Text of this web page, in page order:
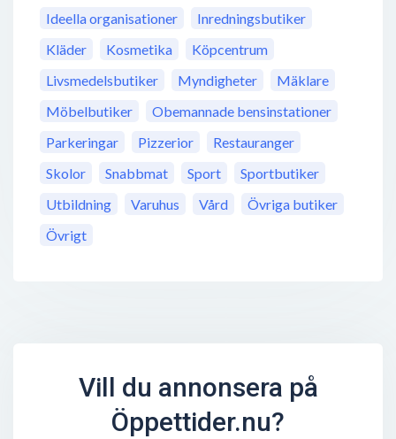
Ideella organisationer
Inredningsbutiker
Kläder
Kosmetika
Köpcentrum
Livsmedelsbutiker
Myndigheter
Mäklare
Möbelbutiker
Obemannade bensinstationer
Parkeringar
Pizzerior
Restauranger
Skolor
Snabbmat Sport
Sportbutiker
Utbildning
Varuhus Vård
Övriga butiker
Övrigt
Vill du annonsera på
Öppettider.nu?